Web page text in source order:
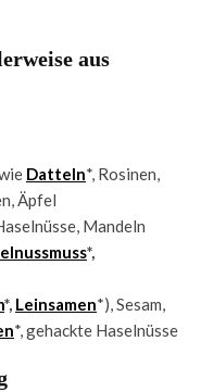
aus
Datteln*, Rosinen,
Äpfel
Mandeln
*,
*, Leinsamen*), Sesam,
*, gehackte Haselnüsse